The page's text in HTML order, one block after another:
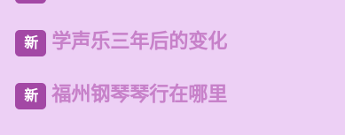
新 学声乐三年后的变化
新 福州钢琴琴行在哪里